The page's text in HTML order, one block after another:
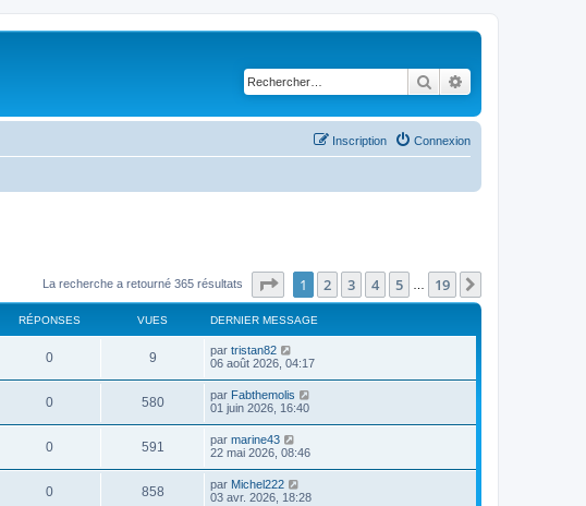
Rechercher
Connexion
Inscription
La recherche a retourné 365 résultats Page sur19
1 2 3 4 5 19
RÉPONSES VUES DERNIER MESSAGE
0 9 par tristan82
06 août 2026, 04:17
0 580 par Fabthemolis
01 juin 2026, 16:40
0 591 par marine43
22 mai 2026, 08:46
0 858 par Michel222
03 avr. 2026, 18:28